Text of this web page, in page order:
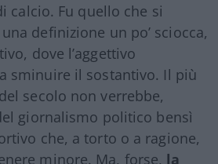
calcio. Fu quello che si
definizione un po’ sciocca,
dove l’aggettivo
sminuire il sostantivo. Il più
secolo non verrebbe,
giornalismo politico bensì
che, a torto o a ragione,
minore. Ma, forse, la